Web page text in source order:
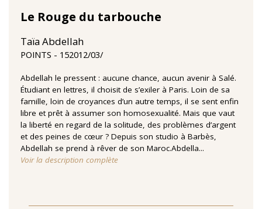
Le Rouge du tarbouche
Taïa Abdellah
POINTS 15‏/03‏/2012
Abdellah le pressent : aucune chance, aucun avenir à Salé.
Étudiant en lettres, il choisit de s’exiler à Paris. Loin de sa
famille, loin de croyances d’un autre temps, il se sent enfin
libre et prêt à assumer son homosexualité. Mais que vaut
la liberté en regard de la solitude, des problèmes d’argent
et des peines de cœur ? Depuis son studio à Barbès,
Abdellah se prend à rêver de son Maroc.Abdella...
Voir la description complète